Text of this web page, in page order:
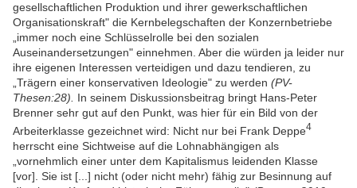
gesellschaftlichen Produktion und ihrer gewerkschaftlichen
Organisationskraft" die Kernbelegschaften der Konzernbetriebe
„immer noch eine Schlüsselrolle bei den sozialen
Auseinandersetzungen" einnehmen. Aber die würden ja leider nur
ihre eigenen Interessen verteidigen und dazu tendieren, zu
„Trägern einer konservativen Ideologie" zu werden (PV-
Thesen:28).
In seinem Diskussionsbeitrag bringt Hans-Peter
Brenner sehr gut auf den Punkt, was hier für ein Bild von der
Arbeiterklasse gezeichnet wird: Nicht nur bei Frank Deppe4
herrscht eine Sichtweise auf die Lohnabhängigen als
„vornehmlich einer unter dem Kapitalismus leidenden Klasse
[vor]. Sie ist [...] nicht (oder nicht mehr) fähig zur Besinnung auf